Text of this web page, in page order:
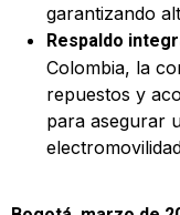
garantizando
Respaldo
Colombia, la
repuestos y
para asegurar